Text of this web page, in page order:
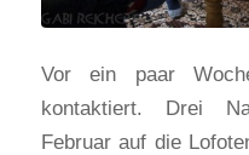
Vor ein paar
kontaktiert. Drei
Februar auf die